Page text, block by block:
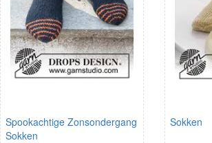
Spookachtige Zonsondergang
Sokken
Sokken